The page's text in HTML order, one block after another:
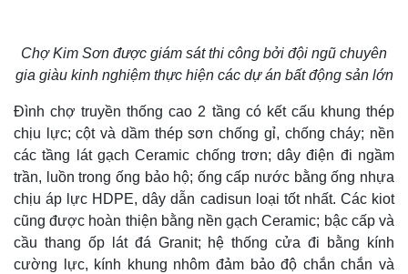
Chợ Kim Sơn được giám sát thi công bởi đội ngũ chuyên
gia giàu kinh nghiệm thực hiện các dự án bất động sản lớn
Đình chợ truyền thống cao 2 tầng có kết cấu khung thép
chịu lực; cột và dầm thép sơn chống gỉ, chống cháy; nền
các tầng lát gạch Ceramic chống trơn; dây điện đi ngầm
trần, luồn trong ống bảo hộ; ống cấp nước bằng ống nhựa
chịu áp lực HDPE, dây dẫn cadisun loại tốt nhất. Các kiot
cũng được hoàn thiện bằng nền gạch Ceramic; bậc cấp và
cầu thang ốp lát đá Granit; hệ thống cửa đi bằng kính
cường lực, kính khung nhôm đảm bảo độ chắn chắn và